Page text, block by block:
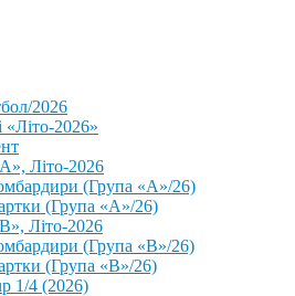
2026
«Літо-2026»
Літо-2026
(Група «А»/26)
(Група «А»/26)
Літо-2026
(Група «В»/26)
(Група «В»/26)
1/4 (2026)